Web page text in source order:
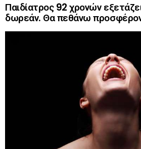
Παιδίατρος 92 χρονών
δωρεάν. Θα πεθάνω